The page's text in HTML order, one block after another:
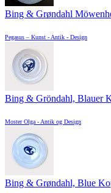
Bing & Grøndahl
Pegasus – Kunst - Antik - Design
Bing & Gröndahl, Blauer
Moster Olga - Antik og Design
Bing & Grøndahl, Blue